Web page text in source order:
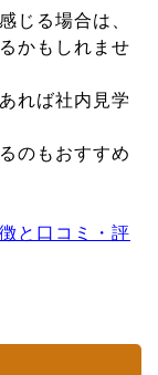
じる場合は、
かもしれませ
れば社内見学
のもおすすめ
と口コミ・評